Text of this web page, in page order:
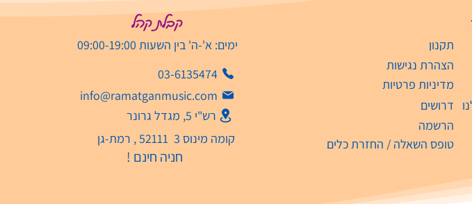
קבלת קהל
ימים: א'-ה' בין השעות 09:00-19:00
03-6135474
info@ramatganmusic.com‬
רש"י 5, מגדל גרונר
קומה מינוס 3 52111 , רמת-גן
חניה חינם !
תקנון
הצהרת נגישות
דרושים
הרשמה
טופס השאלה / החזרת כלים
מדיניות פרטיות